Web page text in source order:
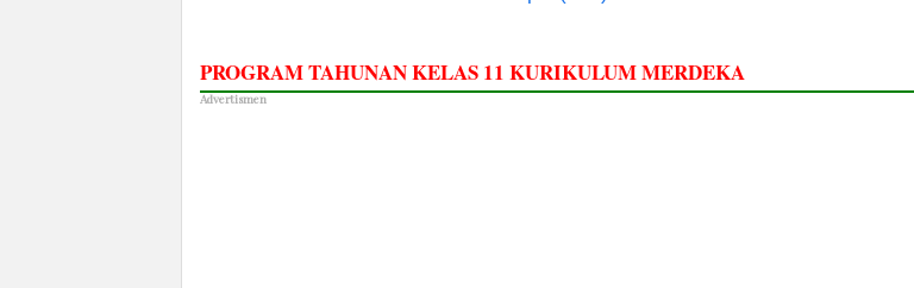
PROGRAM TAHUNAN KELAS 11 KURIKULUM MERDEKA
Advertismen